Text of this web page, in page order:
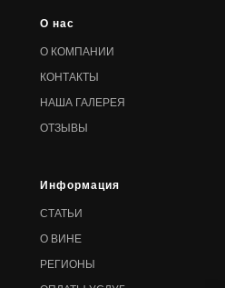
О нас
О КОМПАНИИ
КОНТАКТЫ
НАША ГАЛЕРЕЯ
ОТЗЫВЫ
Информация
СТАТЬИ
О ВИНЕ
РЕГИОНЫ